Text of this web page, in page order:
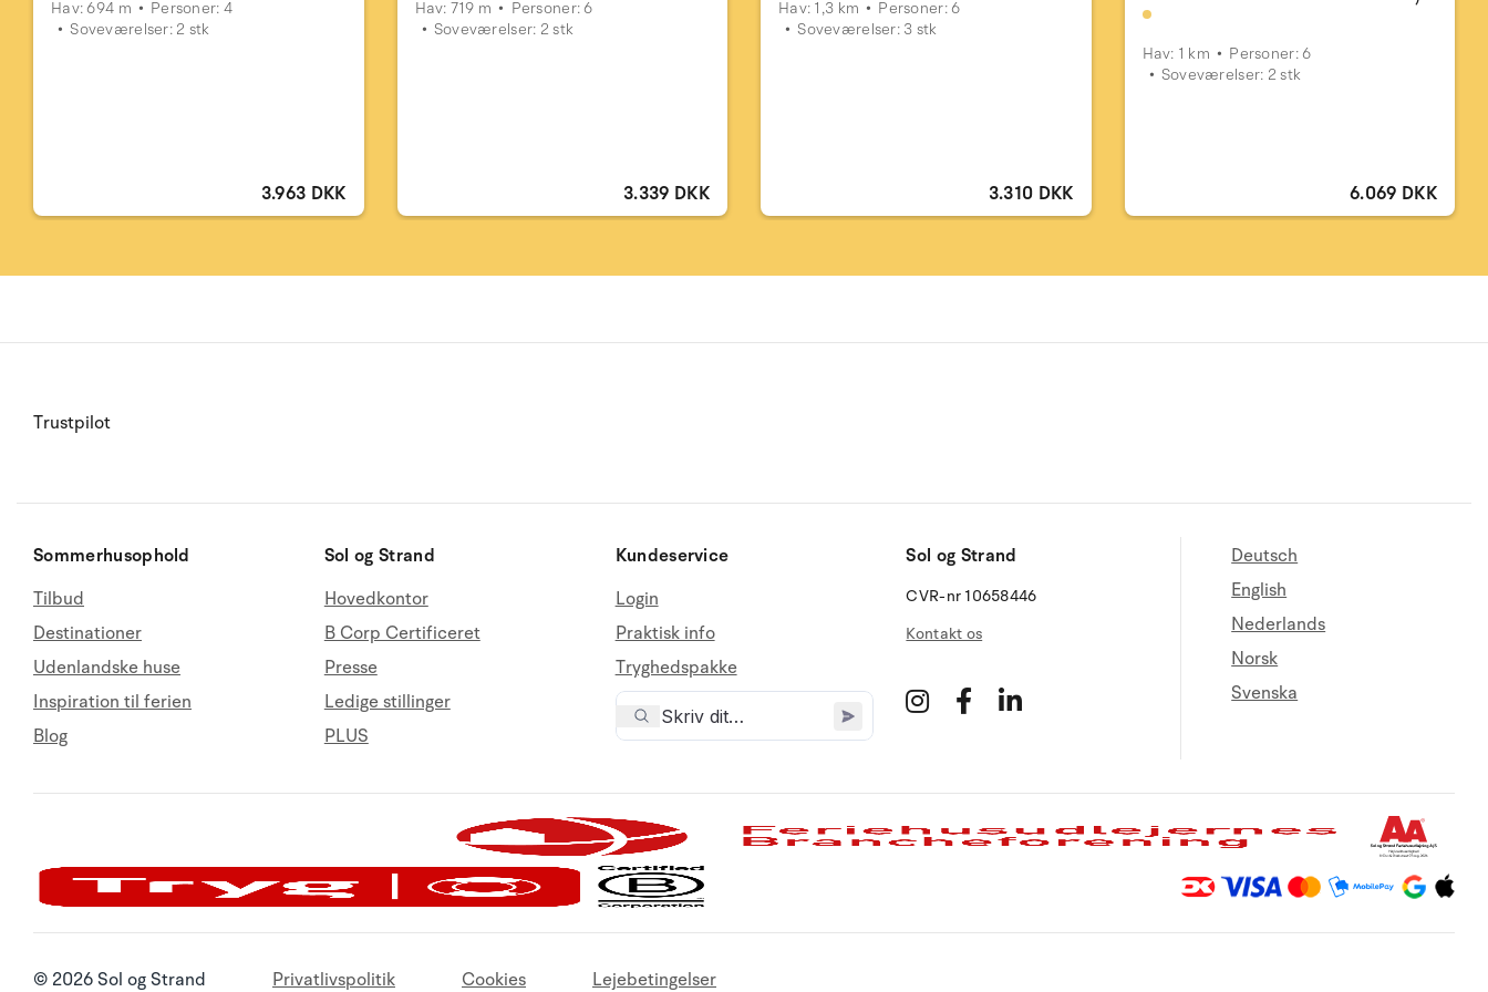
Hav: 694 m
Personer: 4
Soveværelser: 2 stk
3.963 DKK
Hav: 719 m
Personer: 6
Soveværelser: 2 stk
3.339 DKK
Hav: 1,3 km
Personer: 6
Soveværelser: 3 stk
3.310 DKK
Hav: 1 km
Personer: 6
Soveværelser: 2 stk
6.069 DKK
Trustpilot
Sommerhusophold
Tilbud
Destinationer
Udenlandske huse
Inspiration til ferien
Blog
Sol og Strand
Hovedkontor
B Corp Certificeret
Presse
Ledige stillinger
PLUS
Kundeservice
Login
Praktisk info
Tryghedspakke
Sol og Strand
CVR-nr 10658446
Kontakt os
Deutsch
English
Nederlands
Norsk
Svenska
© 2026 Sol og Strand Privatlivspolitik Cookies Lejebetingelser